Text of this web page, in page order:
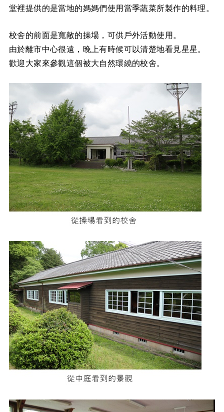
堂裡提供的是當地的媽媽們使用當季蔬菜所製作的料理。
校舍的前面是寬敞的操場，可供戶外活動使用。
由於離市中心很遠，晚上有時候可以清楚地看見星星。
歡迎大家來參觀這個被大自然環繞的校舍。